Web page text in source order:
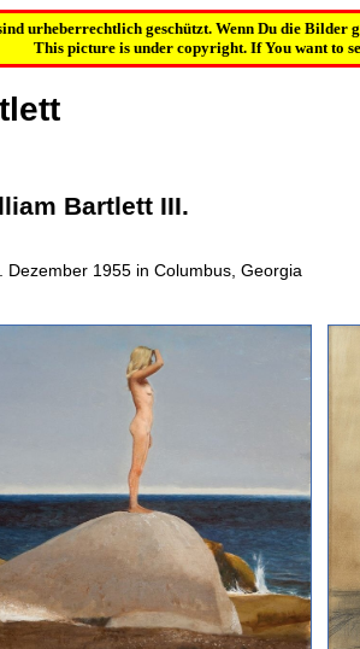
urheberrechtlich geschützt. Wenn Du die Bilder
This picture is under copyright. If You want to
Bartlett III.
Dezember 1955 in Columbus, Georgia